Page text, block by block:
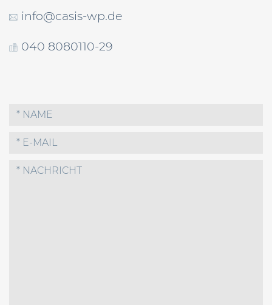
info@casis-wp.de
040 8080110-29